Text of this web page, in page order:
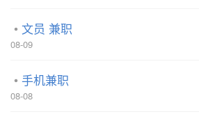
文员 兼职
08-09
手机兼职
08-08